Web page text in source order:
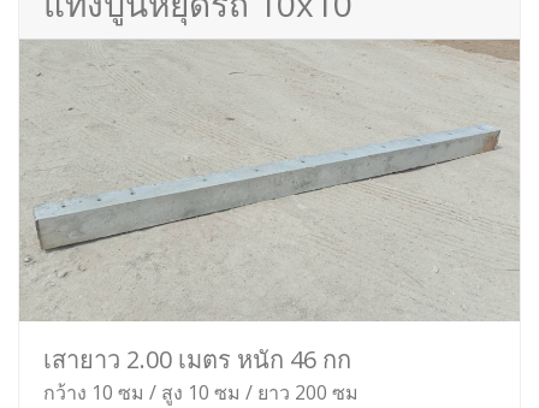
เสายาว 2.00 เมตร หนัก 46 กก
กว้าง 10 ซม / สูง 10 ซม / ยาว 200 ซม